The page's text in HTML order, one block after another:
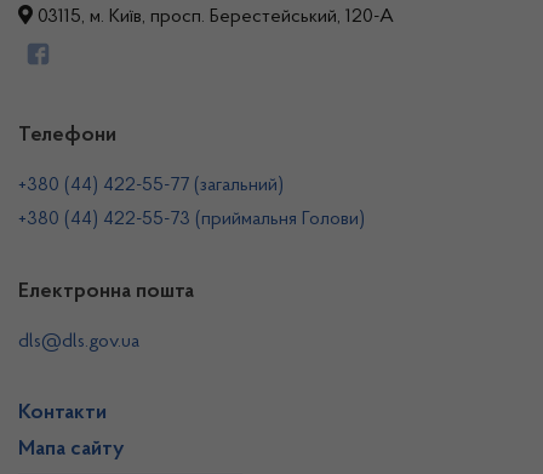
03115, м. Київ, просп. Берестейський, 120-А
Телефони
+380 (44) 422-55-77 (загальний)
+380 (44) 422-55-73 (приймальня Голови)
Електронна пошта
dls@dls.gov.ua
Контакти
Мапа сайту